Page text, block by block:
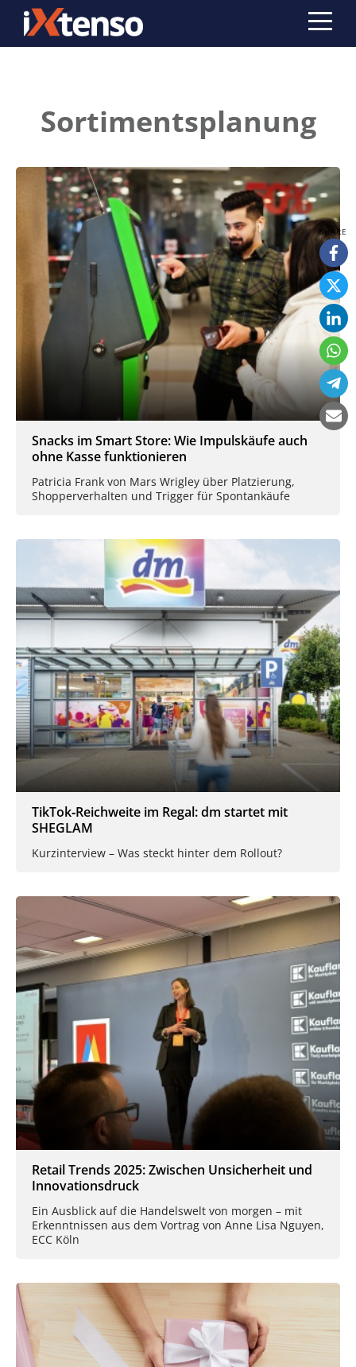
Sortimentsplanung
Snacks im Smart Store: Wie Impulskäufe auch
ohne Kasse funktionieren
Patricia Frank von Mars Wrigley über Platzierung,
Shopperverhalten und Trigger für Spontankäufe
TikTok‑Reichweite im Regal: dm startet mit
SHEGLAM
Kurzinterview – Was steckt hinter dem Rollout?
Retail Trends 2025: Zwischen Unsicherheit und
Innovationsdruck
Ein Ausblick auf die Handelswelt von morgen – mit
Erkenntnissen aus dem Vortrag von Anne Lisa Nguyen,
ECC Köln